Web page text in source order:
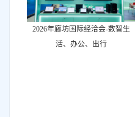
2026年廊坊国际经洽会-数智生
活、办公、出行